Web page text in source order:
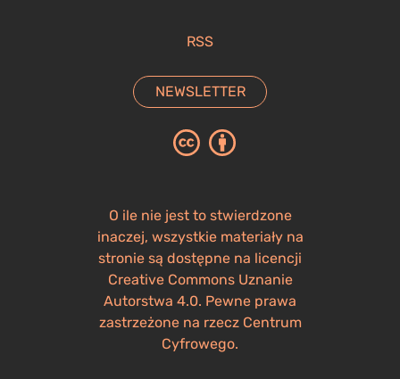
RSS
NEWSLETTER
O ile nie jest to stwierdzone
inaczej, wszystkie materiały na
stronie są dostępne na licencji
Creative Commons Uznanie
Autorstwa 4.0. Pewne prawa
zastrzeżone na rzecz Centrum
Cyfrowego.